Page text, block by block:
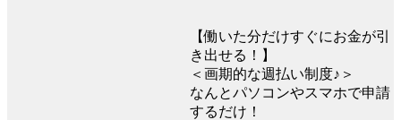
【働いた分だけすぐにお金が引
き出せる！】
＜画期的な週払い制度♪＞
なんとパソコンやスマホで申請
するだけ！